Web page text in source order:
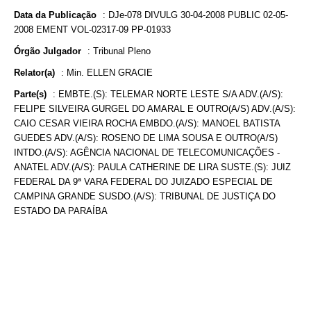
Data da Publicação : DJe-078 DIVULG 30-04-2008 PUBLIC 02-05-
2008 EMENT VOL-02317-09 PP-01933
Órgão Julgador : Tribunal Pleno
Relator(a) : Min. ELLEN GRACIE
Parte(s) : EMBTE.(S): TELEMAR NORTE LESTE S/A ADV.(A/S):
FELIPE SILVEIRA GURGEL DO AMARAL E OUTRO(A/S) ADV.(A/S):
CAIO CESAR VIEIRA ROCHA EMBDO.(A/S): MANOEL BATISTA
GUEDES ADV.(A/S): ROSENO DE LIMA SOUSA E OUTRO(A/S)
INTDO.(A/S): AGÊNCIA NACIONAL DE TELECOMUNICAÇÕES -
ANATEL ADV.(A/S): PAULA CATHERINE DE LIRA SUSTE.(S): JUIZ
FEDERAL DA 9ª VARA FEDERAL DO JUIZADO ESPECIAL DE
CAMPINA GRANDE SUSDO.(A/S): TRIBUNAL DE JUSTIÇA DO
ESTADO DA PARAÍBA